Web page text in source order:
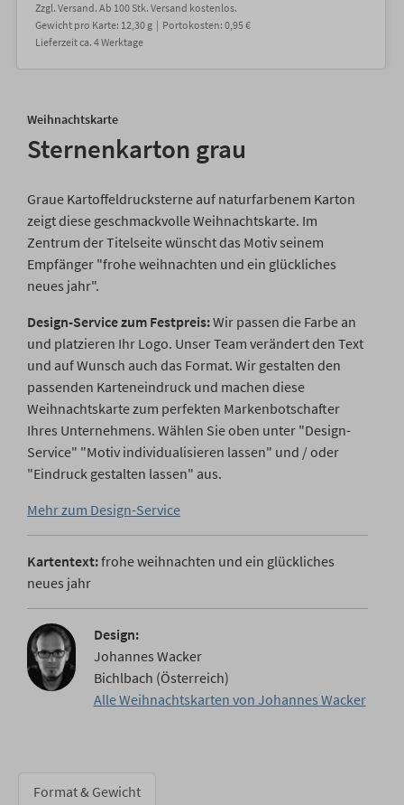
Zzgl. Versand. Ab 100 Stk. Versand kostenlos.
Gewicht pro Karte: 12,30 g | Portokosten: 0,95 €
Lieferzeitca. 4Werktage
Weihnachtskarte
Sternenkarton grau
Graue Kartoffeldrucksterne auf naturfarbenem Karton
zeigt diese geschmackvolle Weihnachtskarte. Im
Zentrum der Titelseite wünscht das Motiv seinem
Empfänger "frohe weihnachten und ein glückliches
neues jahr".
Design-Service zum Festpreis:Wir passen die Farbe an
und platzieren Ihr Logo. Unser Team verändert den Text
und auf Wunsch auch das Format. Wir gestalten den
passenden Karteneindruck und machen diese
Weihnachtskarte zum perfekten Markenbotschafter
Ihres Unternehmens. Wählen Sie oben unter "Design-
Service" "Motiv individualisieren lassen" und / oder
"Eindruck gestalten lassen" aus.
Mehr zum Design-Service
Kartentext:frohe weihnachten und ein glückliches
neues jahr
Design:
Johannes Wacker
Bichlbach (Österreich)
Alle Weihnachtskarten von Johannes Wacker
Format & Gewicht